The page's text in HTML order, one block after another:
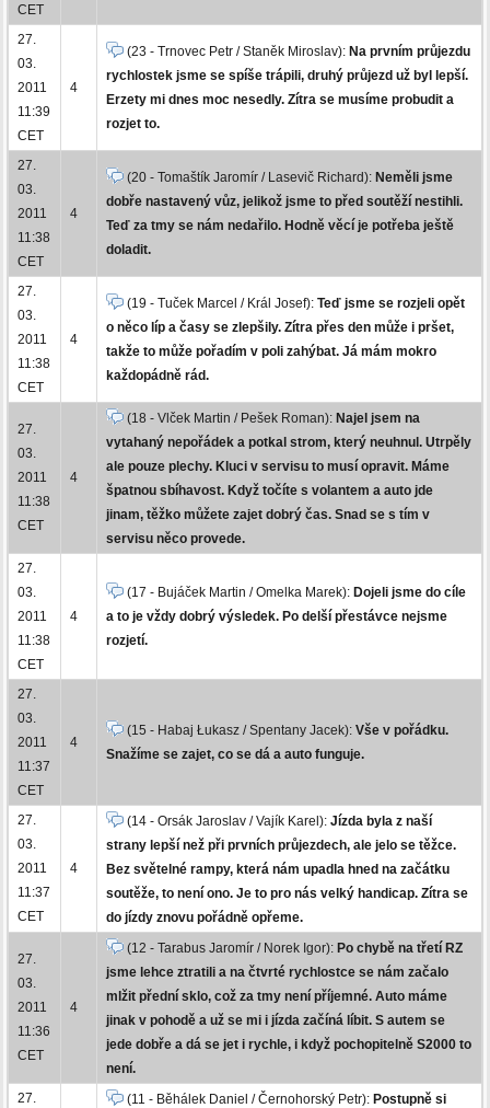
CET
27.
03.
2011
11:39
CET
4
(23 - Trnovec Petr / Staněk Miroslav): Na prvním průjezdu
rychlostek jsme se spíše trápili, druhý průjezd už byl lepší.
Erzety mi dnes moc nesedly. Zítra se musíme probudit a
rozjet to.
27.
03.
2011
11:38
CET
4
(20 - Tomaštík Jaromír / Lasevič Richard): Neměli jsme
dobře nastavený vůz, jelikož jsme to před soutěží nestihli.
Teď za tmy se nám nedařilo. Hodně věcí je potřeba ještě
doladit.
27.
03.
2011
11:38
CET
4
(19 - Tuček Marcel / Král Josef): Teď jsme se rozjeli opět
o něco líp a časy se zlepšily. Zítra přes den může i pršet,
takže to může pořadím v poli zahýbat. Já mám mokro
každopádně rád.
27.
03.
2011
11:38
CET
4
(18 - Vlček Martin / Pešek Roman): Najel jsem na
vytahaný nepořádek a potkal strom, který neuhnul. Utrpěly
ale pouze plechy. Kluci v servisu to musí opravit. Máme
špatnou sbíhavost. Když točíte s volantem a auto jde
jinam, těžko můžete zajet dobrý čas. Snad se s tím v
servisu něco provede.
27.
03.
2011
11:38
CET
4
(17 - Bujáček Martin / Omelka Marek): Dojeli jsme do cíle
a to je vždy dobrý výsledek. Po delší přestávce nejsme
rozjetí.
27.
03.
2011
11:37
CET
4
(15 - Habaj Łukasz / Spentany Jacek): Vše v pořádku.
Snažíme se zajet, co se dá a auto funguje.
27.
03.
2011
11:37
CET
4
(14 - Orsák Jaroslav / Vajík Karel): Jízda byla z naší
strany lepší než při prvních průjezdech, ale jelo se těžce.
Bez světelné rampy, která nám upadla hned na začátku
soutěže, to není ono. Je to pro nás velký handicap. Zítra se
do jízdy znovu pořádně opřeme.
27.
03.
2011
11:36
CET
4
(12 - Tarabus Jaromír / Norek Igor): Po chybě na třetí RZ
jsme lehce ztratili a na čtvrté rychlostce se nám začalo
mlžit přední sklo, což za tmy není příjemné. Auto máme
jinak v pohodě a už se mi i jízda začíná líbit. S autem se
jede dobře a dá se jet i rychle, i když pochopitelně S2000 to
není.
27.
(11 - Běhálek Daniel / Černohorský Petr): Postupně si